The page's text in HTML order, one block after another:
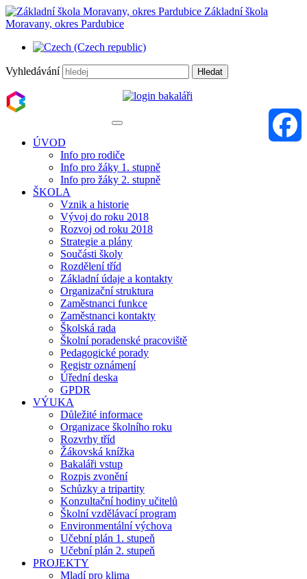
Základní škola
Moravany, okres Pardubice
Vyhledávání Hledat
ÚVOD
Info pro rodiče
Info pro žáky 1. stupně
Info pro žáky 2. stupně
ŠKOLA
Vznik a historie
Vývoj do roku 2018
Rozvoj od roku 2018
Strategie a plány
Součásti školy
Rozdělení tříd
Základní údaje a kontakty
Organizační struktura
Zaměstnanci funkce
Zaměstnanci kontakty
Školská rada
Školní poradenské pracoviště
Pedagogické porady
Registr oznámení
Úřední deska
GPDR
VÝUKA
Důležité informace
Organizace školního roku
Rozvrhy tříd
Žákovská knížka
Bakaláři vstup
Rozpis zvonění
Schůzky a tripartity
Konzultační hodiny učitelů
Školní vzdělávací program
Environmentální výchova
Učební plán 1. stupeň
Učební plán 2. stupeň
PROJEKTY
Mladí pro klima